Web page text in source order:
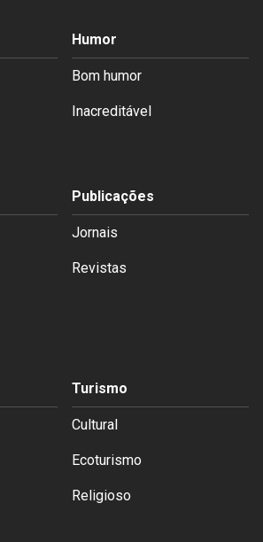
Humor
Bom humor
Inacreditável
Publicações
Jornais
Revistas
Turismo
Cultural
Ecoturismo
Religioso